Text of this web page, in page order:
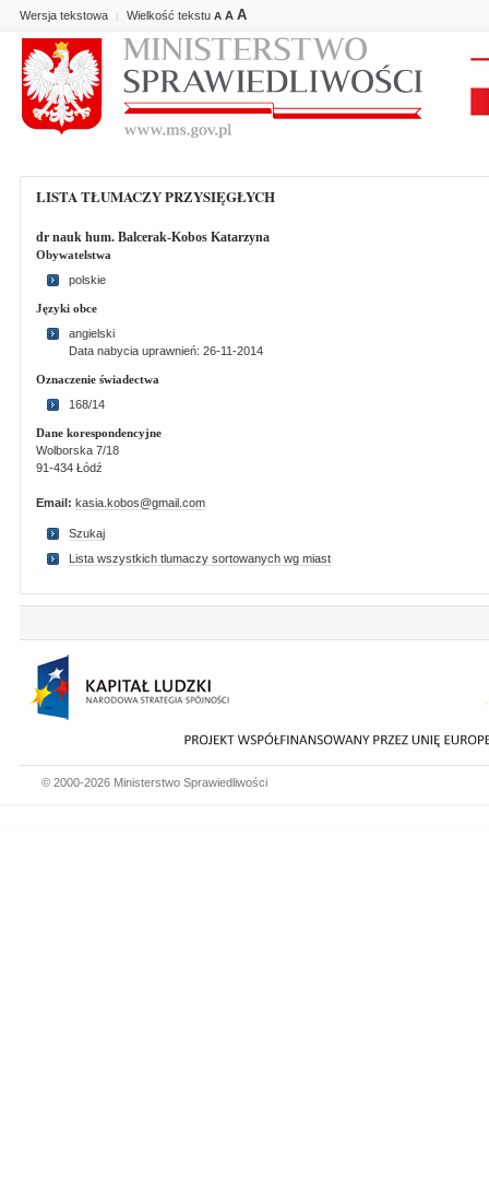
Wersja tekstowa | Wielkość tekstu A A A
LISTA TŁUMACZY PRZYSIĘGŁYCH
dr nauk hum. Balcerak-Kobos Katarzyna
Obywatelstwa
polskie
Języki obce
angielski
Data nabycia uprawnień: 26-11-2014
Oznaczenie świadectwa
168/14
Dane korespondencyjne
Wolborska 7/18
91-434 Łódź
Email: kasia.kobos@gmail.com
Szukaj
Lista wszystkich tlumaczy sortowanych wg miast
© 2000-2026 Ministerstwo Sprawiedliwości